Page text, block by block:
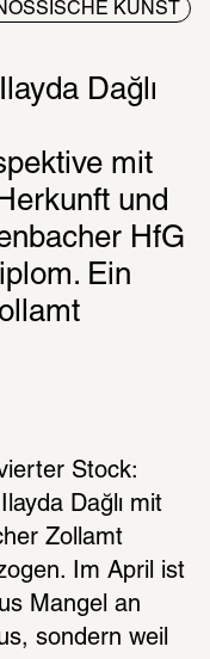
KUNST
Dağlı
mit
und
HfG
Ein
Stock:
Dağlı mit
Zollamt
Im April ist
Mangel an
sondern weil